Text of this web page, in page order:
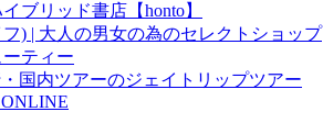
ブリッド書店【honto】
) | 大人の男女の為のセレクトショップ
ティー
・国内ツアーのジェイトリップツアー